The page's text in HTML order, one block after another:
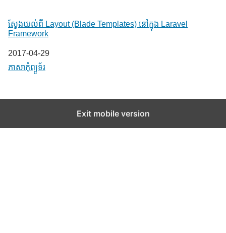
ស្វែងយល់ពី Layout (Blade Templates) នៅក្នុង Laravel
Framework
Date
2017-04-29
In relation to
ភាសា​កុំព្យូទ័រ
Exit mobile version